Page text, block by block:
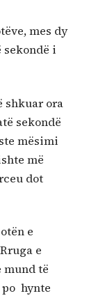
mes dy
sekondë i
shkuar ora
sekondë
mësimi
më
dot
e
e
mund të
hynte